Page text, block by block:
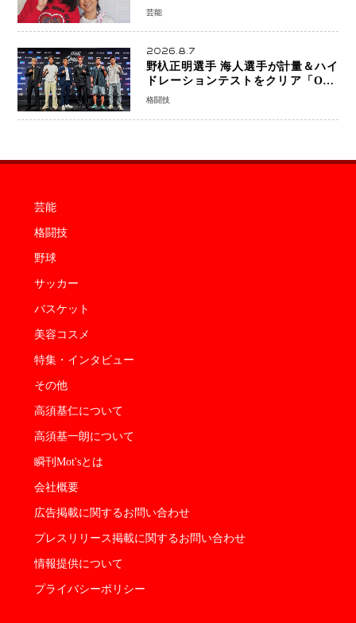
ん』11月7日公開 未来の自分との対話
芸能
2026.8.7
野杁正明選手 海人選手が計量＆ハイ
ドレーションテストをクリア「ONE
SAMURAI 2」決戦へ万全の準備整う
格闘技
芸能
格闘技
野球
サッカー
バスケット
美容コスメ
特集・インタビュー
その他
高須基仁について
高須基一朗について
瞬刊Mot'sとは
会社概要
広告掲載に関するお問い合わせ
プレスリリース掲載に関するお問い合わせ
情報提供について
プライバシーポリシー